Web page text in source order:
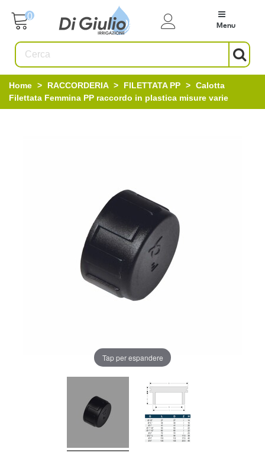
0
Menu
Home > RACCORDERIA > FILETTATA PP > Calotta
Filettata Femmina PP raccordo in plastica misure varie
Tap per espandere